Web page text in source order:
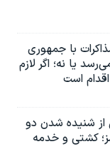
با جمهوری
یا نه؛ اگر لازم
است
شنیده شدن دو
کشتی و خدمه